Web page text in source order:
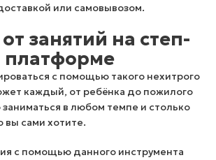
или самовывозом.
занятий на степ-
платформе
с помощью такого нехитрого
каждый, от ребёнка до пожилого
в любом темпе и столько
вы сами хотите.
с помощью данного инструмента